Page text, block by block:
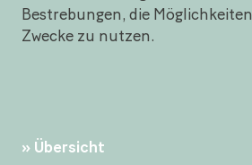
Bestrebungen, die
Zwecke zu nutzen.
Übersicht